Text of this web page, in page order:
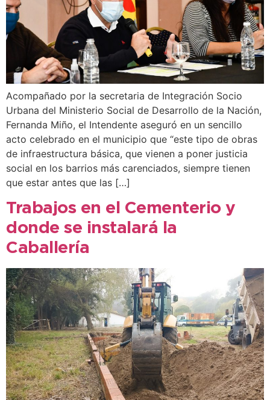
Acompañado por la secretaria de Integración Socio
Urbana del Ministerio Social de Desarrollo de la Nación,
Fernanda Miño, el Intendente aseguró en un sencillo
acto celebrado en el municipio que “este tipo de obras
de infraestructura básica, que vienen a poner justicia
social en los barrios más carenciados, siempre tienen
que estar antes que las […]
Trabajos en el Cementerio y
donde se instalará la
Caballería